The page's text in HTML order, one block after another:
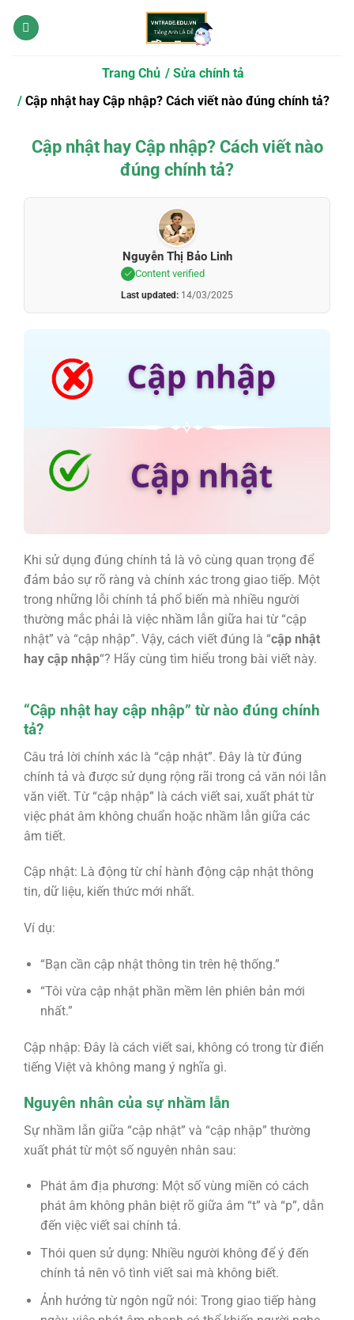
qua
Trang Chủ
Sửa chính tả
Cập nhật hay Cập nhập? Cách viết nào đúng chính tả?
Cập nhật hay Cập nhập? Cách viết nào
đúng chính tả?
Nguyễn Thị Bảo Linh
Content verified
Last updated: 14/03/2025
Khi sử dụng đúng chính tả là vô cùng quan trọng để
đảm bảo sự rõ ràng và chính xác trong giao tiếp. Một
trong những lỗi chính tả phổ biến mà nhiều người
thường mắc phải là việc nhầm lẫn giữa hai từ “cập
nhật” và “cập nhập”. Vậy, cách viết đúng là “cập nhật
hay cập nhập“? Hãy cùng tìm hiểu trong bài viết này.
“Cập nhật hay cập nhập” từ nào đúng chính
tả?
Câu trả lời chính xác là “cập nhật”. Đây là từ đúng
chính tả và được sử dụng rộng rãi trong cả văn nói lẫn
văn viết. Từ “cập nhập” là cách viết sai, xuất phát từ
việc phát âm không chuẩn hoặc nhầm lẫn giữa các
âm tiết.
Cập nhật: Là động từ chỉ hành động cập nhật thông
tin, dữ liệu, kiến thức mới nhất.
Ví dụ:
“Bạn cần cập nhật thông tin trên hệ thống.”
“Tôi vừa cập nhật phần mềm lên phiên bản mới
nhất.”
Cập nhập: Đây là cách viết sai, không có trong từ điển
tiếng Việt và không mang ý nghĩa gì.
Nguyên nhân của sự nhầm lẫn
Sự nhầm lẫn giữa “cập nhật” và “cập nhập” thường
xuất phát từ một số nguyên nhân sau:
Phát âm địa phương: Một số vùng miền có cách
phát âm không phân biệt rõ giữa âm “t” và “p”, dẫn
đến việc viết sai chính tả.
Thói quen sử dụng: Nhiều người không để ý đến
chính tả nên vô tình viết sai mà không biết.
Ảnh hưởng từ ngôn ngữ nói: Trong giao tiếp hàng